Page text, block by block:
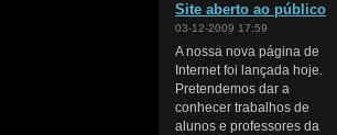
Site aberto ao público
03-12-2009 17:59
A nossa nova página de
Internet foi lançada hoje.
Pretendemos dar a
conhecer trabalhos de
alunos e professores da